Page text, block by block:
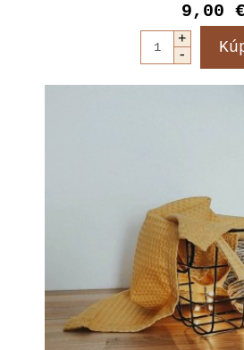
9,00